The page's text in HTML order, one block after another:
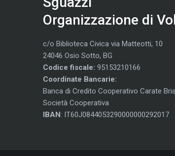
Organizzazione di
c/o Biblioteca Civica via Matteotti, 10
24046 Osio Sotto, BG
Codice fiscale: 95153210166
Coordinate Bancarie:
Banca di Credito Cooperativo Carate
Società Cooperativa
IBAN: IT60J0844053290000000292017